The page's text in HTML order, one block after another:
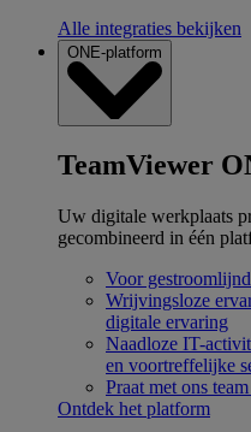
Alle integraties bekijken
ONE-platform
TeamViewer
Uw digitale werkplaats
gecombineerd in één
Voor
Wrijvingsloze
digitale ervaring
Naadloze IT-
en voortreffelijke
Praat met ons team
Ontdek het platform